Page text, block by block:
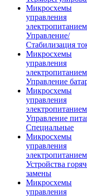
Микросхемы
управления
Управление/
Стабилизация
Микросхемы
управления
Управление
Микросхемы
управления
Управление
Специальные
Микросхемы
управления
Устройства
замены
Микросхемы
управления